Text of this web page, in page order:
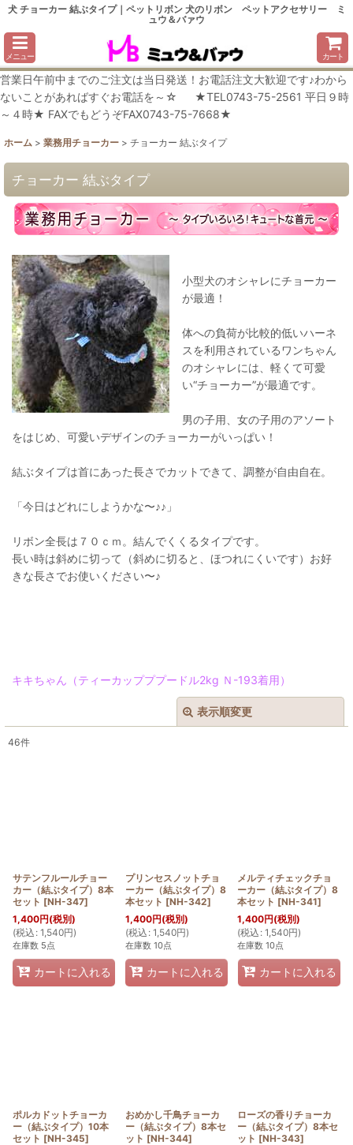
犬 チョーカー 結ぶタイプ｜ペットリボン 犬のリボン ペットアクセサリー ミ
ュウ＆バァウ
メニュー カート
営業日午前中までのご注文は当日発送！お電話注文大歓迎です♪わから
ないことがあればすぐお電話を～☆ ★TEL0743-75-2561 平日９時
～４時★ FAXでもどうぞFAX0743-75-7668★
ホーム > 業務用チョーカー > チョーカー 結ぶタイプ
チョーカー 結ぶタイプ
小型犬のオシャレにチョーカー
が最適！
体への負荷が比較的低いハーネ
スを利用されているワンちゃん
のオシャレには、軽くて可愛
い“チョーカー”が最適です。
男の子用、女の子用のアソート
をはじめ、可愛いデザインのチョーカーがいっぱい！
結ぶタイプは首にあった長さでカットできて、調整が自由自在。
「今日はどれにしようかな〜♪♪」
リボン全長は７０ｃｍ。結んでくくるタイプです。
長い時は斜めに切って（斜めに切ると、ほつれにくいです）お好
きな長さでお使いください〜♪
キキちゃん（ティーカップププードル2kg Ｎ-193着用）
表示順変更
46件
サテンフルールチョー
カー（結ぶタイプ）8本
セット [NH-347]
1,400円(税別)
(税込 : 1,540円)
在庫数 5点
カートに入れる
プリンセスノットチョ
ーカー（結ぶタイプ）8
本セット [NH-342]
1,400円(税別)
(税込 : 1,540円)
在庫数 10点
カートに入れる
メルティチェックチョ
ーカー（結ぶタイプ）8
本セット [NH-341]
1,400円(税別)
(税込 : 1,540円)
在庫数 10点
カートに入れる
ポルカドットチョーカ
ー（結ぶタイプ）10本
セット [NH-345]
おめかし千鳥チョーカ
ー（結ぶタイプ）8本セ
ット [NH-344]
ローズの香りチョーカ
ー（結ぶタイプ）8本セ
ット [NH-343]